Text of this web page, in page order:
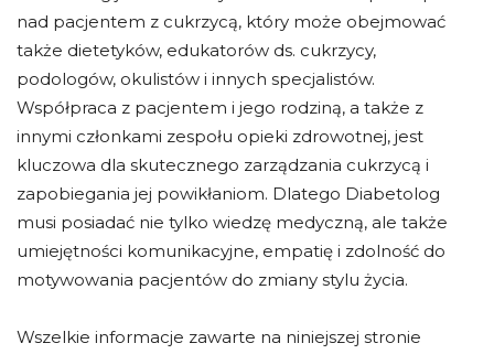
nad pacjentem z cukrzycą, który może obejmować
także dietetyków, edukatorów ds. cukrzycy,
podologów, okulistów i innych specjalistów.
Współpraca z pacjentem i jego rodziną, a także z
innymi członkami zespołu opieki zdrowotnej, jest
kluczowa dla skutecznego zarządzania cukrzycą i
zapobiegania jej powikłaniom. Dlatego Diabetolog
musi posiadać nie tylko wiedzę medyczną, ale także
umiejętności komunikacyjne, empatię i zdolność do
motywowania pacjentów do zmiany stylu życia.
Wszelkie informacje zawarte na niniejszej stronie